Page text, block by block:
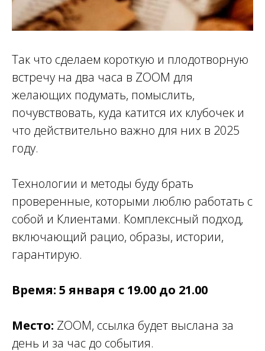
Так что сделаем короткую и плодотворную
встречу на два часа в ZOOM для
желающих подумать, помыслить,
почувствовать, куда катится их клубочек и
что действительно важно для них в 2025
году.
Технологии и методы буду брать
проверенные, которыми люблю работать с
собой и Клиентами. Комплексный подход,
включающий рацио, образы, истории,
гарантирую.
Время: 5 января с 19.00 до 21.00
Место: ZOOM, ссылка будет выслана за
день и за час до события.